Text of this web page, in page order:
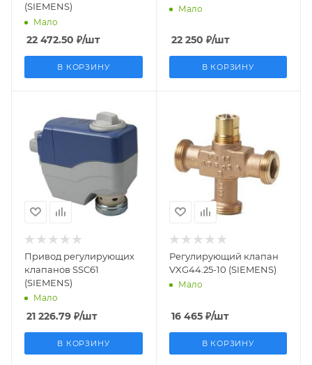
(SIEMENS)
Мало
22 472.50 ₽/шт
В КОРЗИНУ
Мало
22 250 ₽/шт
В КОРЗИНУ
BPZ:SSC61
Вес, кг
0.322
Страна
производства
Китай
Привод регулирующих
клапанов SSC61
(SIEMENS)
Мало
21 226.79 ₽/шт
В КОРЗИНУ
BPZ:VXG44.25-10
Вес, кг
1.351
производства
Германия
Регулирующий клапан
VXG44.25-10 (SIEMENS)
Мало
16 465₽/шт
В КОРЗИНУ